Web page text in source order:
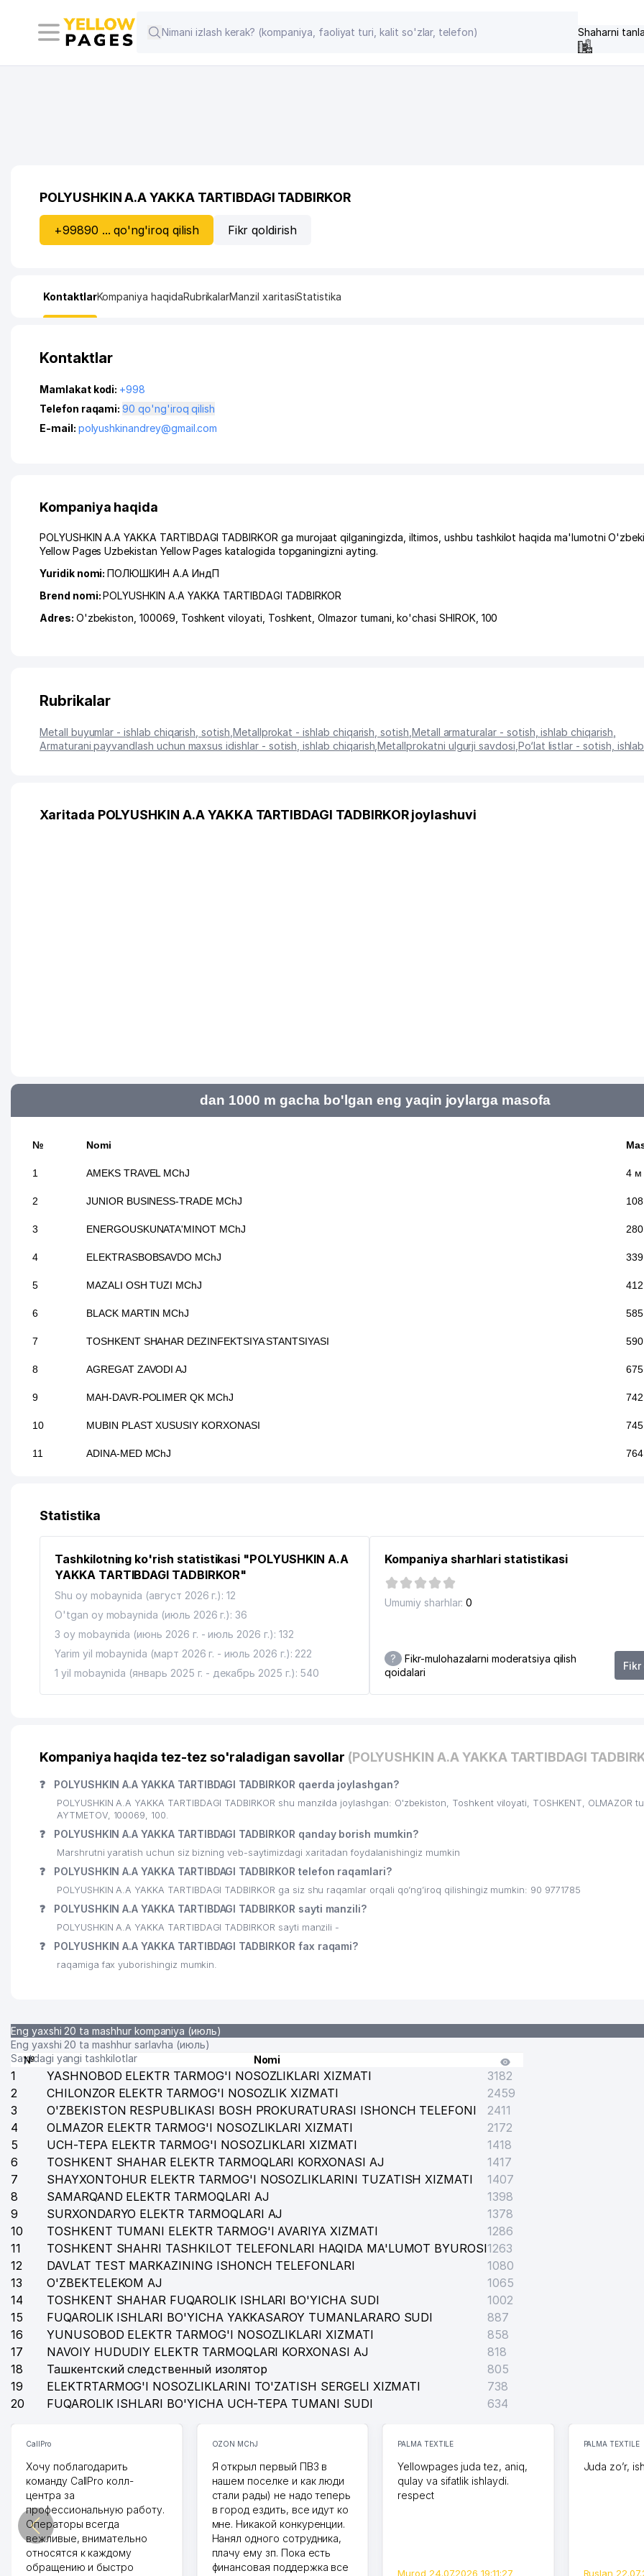
Shaharni
POLYUSHKIN A.A YAKKA TARTIBDAGI TADBIRKOR
+99890 ... qo'ng'iroq qilish Fikr qoldirish
KontaktlarKompaniya haqidaRubrikalarManzil xaritasiStatistika
Kontaktlar
Mamlakat kodi: +998
Telefon raqami:
90 qo'ng'iroq qilish
E-mail: polyushkinandrey@gmail.com
Kompaniya haqida
POLYUSHKIN A.A YAKKA TARTIBDAGI TADBIRKOR ga murojaat qilganingizda, iltimos, ushbu tashkilot haqida ma'lumotni
Yellow Pages Uzbekistan Yellow Pages katalogida topganingizni ayting.
Yuridik nomi:ПОЛЮШКИН А.А ИндП
Brend nomi:POLYUSHKIN A.A YAKKA TARTIBDAGI TADBIRKOR
Adres: O'zbekiston, 100069, Toshkent viloyati Toshkent ,Olmazor tumani ,ko'chasi SHIROK, 100
Rubrikalar
Metall buyumlar - ishlab chiqarish, sotish Metallprokat - ishlab chiqarish, sotish Metall armaturalar - sotish, ishlab chiqarish
Armaturani payvandlash uchun maxsus idishlar - sotish, ishlab chiqarish ,Metallprokatni ulgurji savdosi Po‘lat listlar - sotish,
Xaritada POLYUSHKIN A.A YAKKA TARTIBDAGI TADBIRKOR joylashuvi
dan 1000 m gacha bo'lgan eng yaqin joylarga masofa
№ Nomi
1 AMEKS TRAVEL MChJ 4 м
2 JUNIOR BUSINESS-TRADE MChJ
3 ENERGOUSKUNATA'MINOT MChJ
4 ELEKTRASBOBSAVDO MChJ
5 MAZALI OSH TUZI MChJ
6 BLACK MARTIN MChJ
7 TOSHKENT SHAHAR DEZINFEKTSIYA STANTSIYASI
8 AGREGAT ZAVODI AJ
9 MAH-DAVR-POLIMER QK MChJ
10 MUBIN PLAST XUSUSIY KORXONASI
11 ADINA-MED MChJ
13 CANDY-GOLD QK MChJ
14 LIGHT SNACKS MChJ
OLMAZOR TUMANI 9-chi NOTARIAL IDORASI
TREST-12 AJ
Statistika
Tashkilotning ko'rish statistikasi "POLYUSHKIN A.A
YAKKA TARTIBDAGI TADBIRKOR"
Shu oy mobaynida (август 2026 г.): 12
O'tgan oy mobaynida (июль 2026 г.): 36
3 oy mobaynida (июнь 2026 г. - июль 2026 г.): 132
Yarim yil mobaynida (март 2026 г. - июль 2026 г.): 222
1 yil mobaynida (январь 2025 г. - декабрь 2025 г.): 540
Kompaniya sharhlari statistikasi
Umumiy sharhlar: 0
?
Fikr-mulohazalarni moderatsiya qilish
qoidalari
Kompaniya haqida tez-tez so'raladigan savollar (POLYUSHKIN A.A YAKKA TARTIBDAGI
❓ POLYUSHKIN A.A YAKKA TARTIBDAGI TADBIRKOR qaerda joylashgan?
POLYUSHKIN A.A YAKKA TARTIBDAGI TADBIRKOR shu manzilda joylashgan: O'zbekiston, Toshkent viloyati, TOSHKENT, OLMAZOR
AYTMETOV, 100069, 100.
❓ POLYUSHKIN A.A YAKKA TARTIBDAGI TADBIRKOR qanday borish mumkin?
Marshrutni yaratish uchun siz bizning veb-saytimizdagi xaritadan foydalanishingiz mumkin
❓ POLYUSHKIN A.A YAKKA TARTIBDAGI TADBIRKOR telefon raqamlari?
POLYUSHKIN A.A YAKKA TARTIBDAGI TADBIRKOR ga siz shu raqamlar orqali qo’ng’iroq qilishingiz mumkin: 90 9771785
❓ POLYUSHKIN A.A YAKKA TARTIBDAGI TADBIRKOR sayti manzili?
POLYUSHKIN A.A YAKKA TARTIBDAGI TADBIRKOR sayti manzili -
❓ POLYUSHKIN A.A YAKKA TARTIBDAGI TADBIRKOR fax raqami?
raqamiga fax yuborishingiz mumkin.
Eng yaxshi 20 ta mashhur kompaniya (июль)
Eng yaxshi 20 ta mashhur sarlavha (июль)
Saytdagi yangi tashkilotlar
№ Nomi
1 YASHNOBOD ELEKTR TARMOG'I NOSOZLIKLARI XIZMATI
3182
2
CHILONZOR ELEKTR TARMOG'I NOSOZLIK XIZMATI
2459
3
O'ZBEKISTON RESPUBLIKASI BOSH PROKURATURASI ISHONCH TELEFONI
2411
4
OLMAZOR ELEKTR TARMOG'I NOSOZLIKLARI XIZMATI
2172
5
UCH-TEPA ELEKTR TARMOG'I NOSOZLIKLARI XIZMATI
1418
6
TOSHKENT SHAHAR ELEKTR TARMOQLARI KORXONASI AJ
1417
7
SHAYXONTOHUR ELEKTR TARMOG'I NOSOZLIKLARINI TUZATISH XIZMATI
1407
8
SAMARQAND ELEKTR TARMOQLARI AJ
1398
9
SURXONDARYO ELEKTR TARMOQLARI AJ
1378
10
TOSHKENT TUMANI ELEKTR TARMOG'I AVARIYA XIZMATI
1286
11
TOSHKENT SHAHRI TASHKILOT TELEFONLARI HAQIDA MA'LUMOT BYUROSI1263
12
DAVLAT TEST MARKAZINING ISHONCH TELEFONLARI
1080
13
O'ZBEKTELEKOM AJ
1065
14
TOSHKENT SHAHAR FUQAROLIK ISHLARI BO'YICHA SUDI
1002
15
FUQAROLIK ISHLARI BO'YICHA YAKKASAROY TUMANLARARO SUDI
887
16
YUNUSOBOD ELEKTR TARMOG'I NOSOZLIKLARI XIZMATI
858
17
NAVOIY HUDUDIY ELEKTR TARMOQLARI KORXONASI AJ
818
18
Ташкентский следственный изолятор
805
19
ELEKTRTARMOG'I NOSOZLIKLARINI TO'ZATISH SERGELI XIZMATI
738
20
FUQAROLIK ISHLARI BO'YICHA UCH-TEPA TUMANI SUDI 634
CallPro
Хочу поблагодарить
команду CallPro колл-
центра за
профессиональную работу.
Операторы всегда
вежливые, внимательно
относятся к каждому
обращению и быстро
OZON MChJ
Я открыл первый ПВЗ в
нашем поселке и как люди
стали рады) не надо теперь
в город ездить, все идут ко
мне. Никакой конкуренции.
Нанял одного сотрудника,
плачу ему зп. Пока есть
финансовая поддержка все
PALMA TEXTILE
Yellowpages juda tez, aniq,
qulay va sifatlik ishlaydi.
respect
Murod 24.07.2026 19:11:27
PALMA TEXTILE
Juda zo’r,
Ruslan